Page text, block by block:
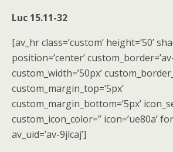
Luc 15.11-32
[av_hr class=’custom’ height=’50’
position=’center’
custom_width=’50px’
custom_margin_top=’5px’
custom_margin_bottom=’5px’
custom_icon_color=” icon=’ue80a’
av_uid=’av-9jlcaj’]